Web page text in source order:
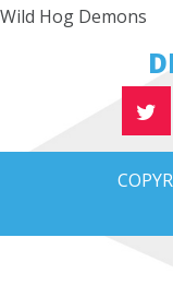
Wild Hog Demons